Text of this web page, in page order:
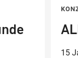
15